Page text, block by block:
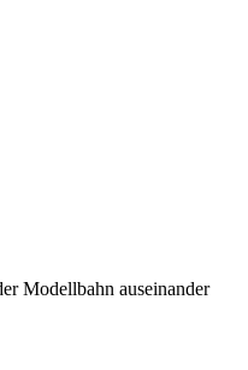
Modellbahn auseinander